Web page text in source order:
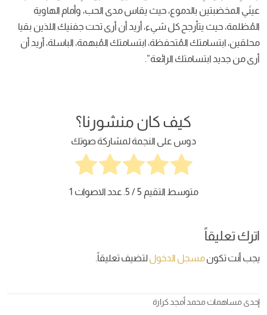
عينَي المخضبتين بالدموع، حيث يقاس مدى الحب، وأمام الهاوية
المُظلمة، حيث يتأرجح كل شيء، أريد أن أرى تحت جفنيك اللذين بقيا
محلقين، ابتسامتك المُتحفظة، ابتسامتك المُبهمة، الباسلة، أريد أن
أرى من جديد ابتسامتك الرائعة”.
كيف كان منشورنا؟
دوس على النجمة لمشاركة صوتك
متوسط التقيم 5/ 5. عدد الاصوات 1
اترك تعليقاً
يجب أنت تكونمسجل الدخوللتضيف تعليقاً.
إحدى مساهماتمحمد أمجد كرارة